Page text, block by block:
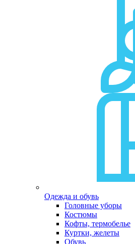
Одежда и обувь
Головные уборы
Костюмы
Кофты, термобелье
Куртки, желеты
Обувь